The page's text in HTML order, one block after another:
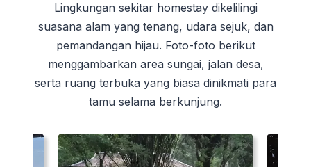
Lingkungan sekitar homestay dikelilingi
suasana alam yang tenang, udara sejuk, dan
pemandangan hijau. Foto-foto berikut
menggambarkan area sungai, jalan desa,
serta ruang terbuka yang biasa dinikmati para
tamu selama berkunjung.